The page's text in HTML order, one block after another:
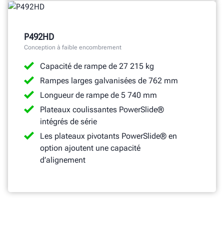
P492HD
Conception à faible encombrement
Capacité de rampe de 27 215 kg
Rampes larges galvanisées de 762 mm
Longueur de rampe de 5 740 mm
Plateaux coulissantes PowerSlide®
intégrés de série
Les plateaux pivotants PowerSlide® en
option ajoutent une capacité
d’alignement